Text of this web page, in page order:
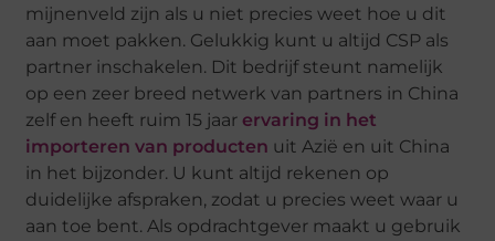
mijnenveld zijn als u niet precies weet hoe u dit
aan moet pakken. Gelukkig kunt u altijd CSP als
partner inschakelen. Dit bedrijf steunt namelijk
op een zeer breed netwerk van partners in China
zelf en heeft ruim 15 jaarervaring in het
importeren van producten uit Azië en uit China
in het bijzonder. U kunt altijd rekenen op
duidelijke afspraken, zodat u precies weet waar u
aan toe bent. Als opdrachtgever maakt u gebruik